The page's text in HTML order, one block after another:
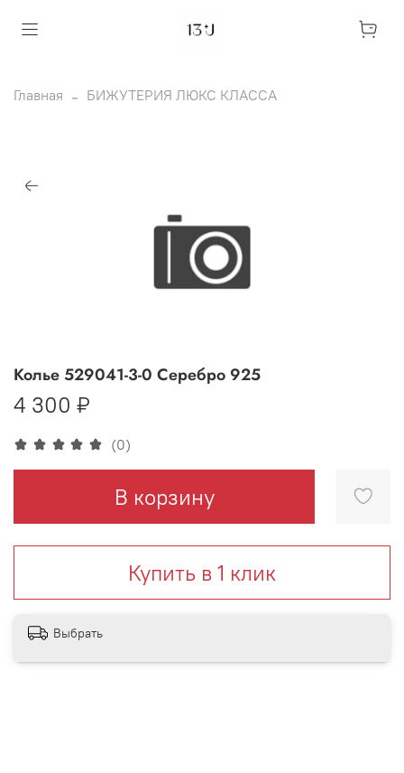
Главная БИЖУТЕРИЯ ЛЮКС КЛАССА
(0)
Колье 529041-3-0 Серебро 925
4 300 ₽
В корзину
Купить в 1 клик
Выбрать